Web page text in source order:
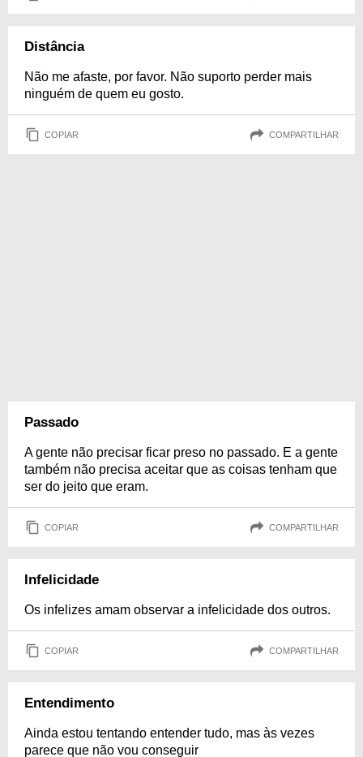
Distância
Não me afaste, por favor. Não suporto perder mais
ninguém de quem eu gosto.
COPIAR COMPARTILHAR
Passado
A gente não precisar ficar preso no passado. E a gente
também não precisa aceitar que as coisas tenham que
ser do jeito que eram.
COPIAR COMPARTILHAR
Infelicidade
Os infelizes amam observar a infelicidade dos outros.
COPIAR COMPARTILHAR
Entendimento
Ainda estou tentando entender tudo, mas às vezes
parece que não vou conseguir